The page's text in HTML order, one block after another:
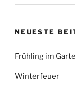
NEUESTE
Frühling im
Winterfeuer